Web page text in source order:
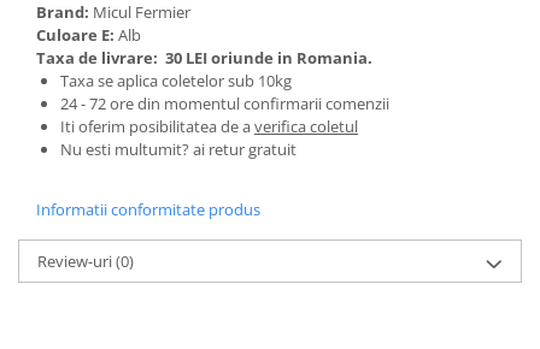
Coliere plastic
Conectori/doze
Corpuri de iluminat
Lampi solare
Lanterne
Proiectoare & lampi de lucru
Cantarire
Brand: Micul Fermier
Culoare E: Alb
Taxa de livrare: 30 LEI oriunde in Romania.
Taxa se aplica coletelor sub 10kg
24 - 72 ore din momentul confirmarii comenzii
Iti oferim posibilitatea de averifica coletul
Nu esti multumit? ai retur gratuit
Informatii conformitate produs
Review-uri(0)